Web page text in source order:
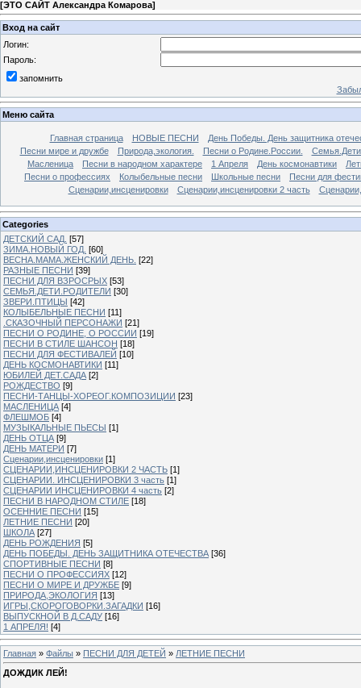
[ЭТО САЙТ Александра Комарова]
Вход на сайт
Логин:
Пароль:
запомнить
Меню сайта
Главная страница НОВЫЕ ПЕСНИ
День Победы. День защитника
Песни мире и дружбе
Природа,экология. Песни о Родине.России.
Масленица
Песни в народном характере 1 Апреля День космонавтики
Песни о профессиях
Колыбельные песни Школьные песни
Песни для
Сценарии,инсценировки
Сценарии,инсценировки 2 часть
Categories
ДЕТСКИЙ САД. [57]
ЗИМА.НОВЫЙ ГОД. [60]
ВЕСНА.МАМА.ЖЕНСКИЙ ДЕНЬ. [22]
РАЗНЫЕ ПЕСНИ [39]
ПЕСНИ ДЛЯ ВЗРОСРЫХ [53]
СЕМЬЯ.ДЕТИ.РОДИТЕЛИ [30]
ЗВЕРИ.ПТИЦЫ [42]
КОЛЫБЕЛЬНЫЕ ПЕСНИ [11]
.СКАЗОЧНЫЙ ПЕРСОНАЖИ [21]
ПЕСНИ О РОДИНЕ, О РОССИИ [19]
ПЕСНИ В СТИЛЕ ШАНСОН [18]
ПЕСНИ ДЛЯ ФЕСТИВАЛЕЙ [10]
ДЕНЬ КОСМОНАВТИКИ [11]
ЮБИЛЕЙ ДЕТ.САДА [2]
РОЖДЕСТВО [9]
ПЕСНИ-ТАНЦЫ-ХОРЕОГ.КОМПОЗИЦИИ [23]
МАСЛЕНИЦА [4]
ФЛЕШМОБ [4]
МУЗЫКАЛЬНЫЕ ПЬЕСЫ [1]
ДЕНЬ ОТЦА [9]
ДЕНЬ МАТЕРИ [7]
Сценарии,инсценировки [1]
СЦЕНАРИИ,ИНСЦЕНИРОВКИ 2 ЧАСТЬ [1]
СЦЕНАРИИ. ИНСЦЕНИРОВКИ 3 часть [1]
СЦЕНАРИИ ИНСЦЕНИРОВКИ 4 часть [2]
ПЕСНИ В НАРОДНОМ СТИЛЕ [18]
ОСЕННИЕ ПЕСНИ [15]
ЛЕТНИЕ ПЕСНИ [20]
ШКОЛА [27]
ДЕНЬ РОЖДЕНИЯ [5]
ДЕНЬ ПОБЕДЫ. ДЕНЬ ЗАЩИТНИКА ОТЕЧЕСТВА [36]
СПОРТИВНЫЕ ПЕСНИ [8]
ПЕСНИ О ПРОФЕССИЯХ [12]
ПЕСНИ О МИРЕ И ДРУЖБЕ [9]
ПРИРОДА,ЭКОЛОГИЯ [13]
ИГРЫ,СКОРОГОВОРКИ.ЗАГАДКИ [16]
ВЫПУСКНОЙ В Д.САДУ [16]
1 АПРЕЛЯ! [4]
Главная » Файлы » ПЕСНИ ДЛЯ ДЕТЕЙ » ЛЕТНИЕ ПЕСНИ
ДОЖДИК ЛЕЙ!